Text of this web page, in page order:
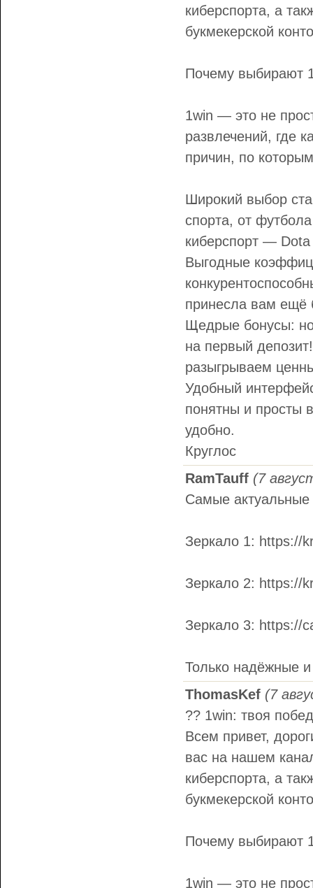
киберспорта, а
букмекерской
Почему выбирают
1win — это не
развлечений, где
причин, по
Широкий выбор
спорта, от
киберспорт —
Выгодные
принесла вам ещё
Щедрые бонусы:
на первый
разыгрываем
Удобный
понятны и просты
удобно.
Круглос
RamTauff (7
Самые актуальные
Зеркало 1: https://
Зеркало 2: https://
Зеркало 3: https://
Только надёжные
ThomasKef (7
?? 1win: твоя
Всем привет,
вас на нашем
киберспорта, а
букмекерской
Почему выбирают
1win — это не